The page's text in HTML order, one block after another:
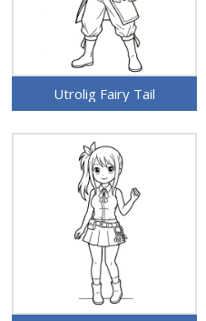
Utrolig Fairy Tail